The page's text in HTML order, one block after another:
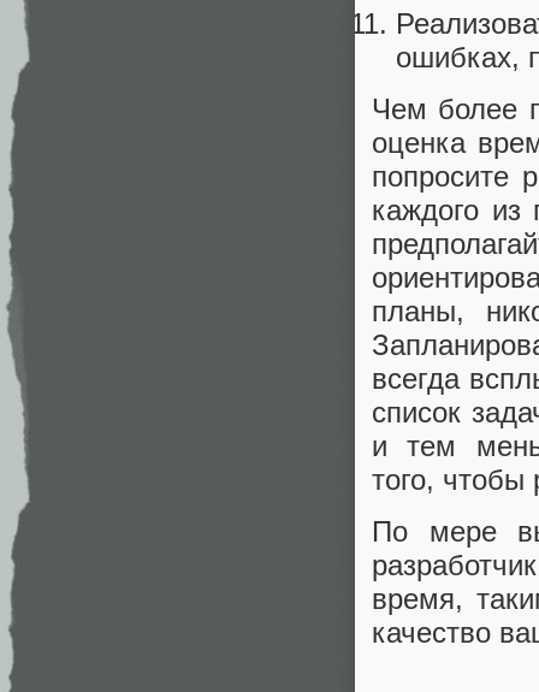
ошибках,
Чем более
оценка
попросите
каждого из
планы,
всегда
список
и тем
того, чтобы
По мере
время,
качество